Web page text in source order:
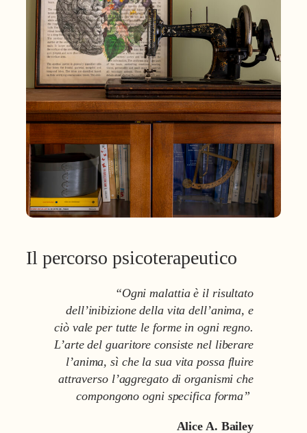
Il percorso psicoterapeutico
“Ogni malattia è il risultato
dell’inibizione della vita dell’anima, e
ciò vale per tutte le forme in ogni regno.
L’arte del guaritore consiste nel liberare
l’anima, sì che la sua vita possa fluire
attraverso l’aggregato di organismi che
compongono ogni specifica forma”
Alice A. Bailey